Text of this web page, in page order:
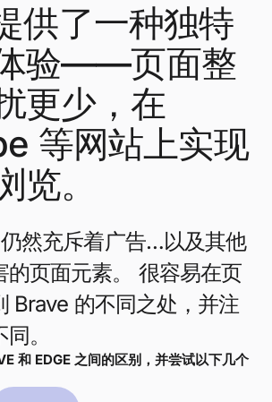
供了一种独特
验——页面整
更少，在
等网站上实现
览。
然充斥着广告…以及其他
的页面元素。 很容易在页
Brave 的不同之处，并注
。
和 EDGE 之间的区别，并尝试以下几个